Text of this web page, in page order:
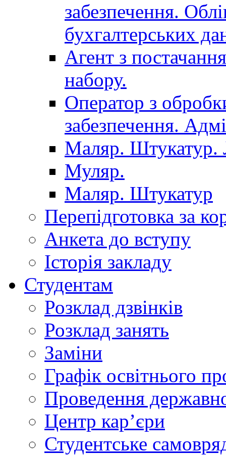
забезпечення.
бухгалтерських
Агент з
набору.
Оператор з
забезпечення.
Маляр. Штукатур.
Муляр.
Маляр. Штукатур
Перепідготовка за
Анкета до вступу
Історія закладу
Студентам
Розклад дзвінків
Розклад занять
Заміни
Графік освітнього
Проведення
Центр кар’єри
Студентське